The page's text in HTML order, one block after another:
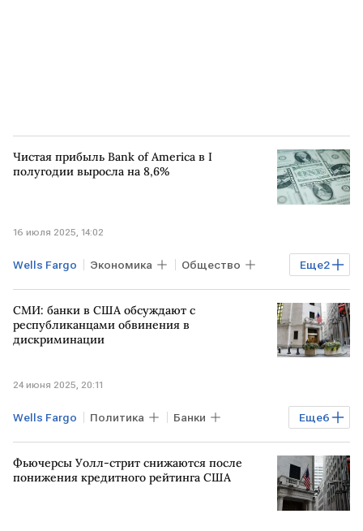
Чистая прибыль Bank of America в I
полугодии выросла на 8,6%
16 июля 2025, 14:02
Еще2
Wells Fargo Экономика Общество
США Citigroup
СМИ: банки в США обсуждают с
республиканцами обвинения в
дискриминации
24 июня 2025, 20:11
Еще6
Wells Fargo Политика Банки
Финансы ТЕХАС МОСКВА
Дональд Трамп Citigroup WSJ
Фьючерсы Уолл-стрит снижаются после
понижения кредитного рейтинга США